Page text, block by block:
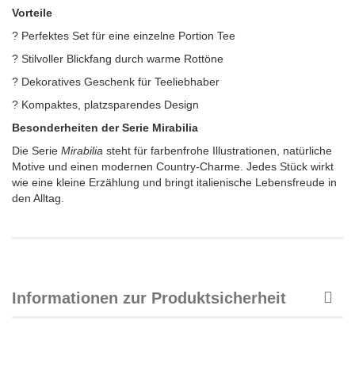
Vorteile
? Perfektes Set für eine einzelne Portion Tee
? Stilvoller Blickfang durch warme Rottöne
? Dekoratives Geschenk für Teeliebhaber
? Kompaktes, platzsparendes Design
Besonderheiten der Serie Mirabilia
Die Serie Mirabilia steht für farbenfrohe Illustrationen, natürliche
Motive und einen modernen Country-Charme. Jedes Stück wirkt
wie eine kleine Erzählung und bringt italienische Lebensfreude in
den Alltag.
Informationen zur Produktsicherheit